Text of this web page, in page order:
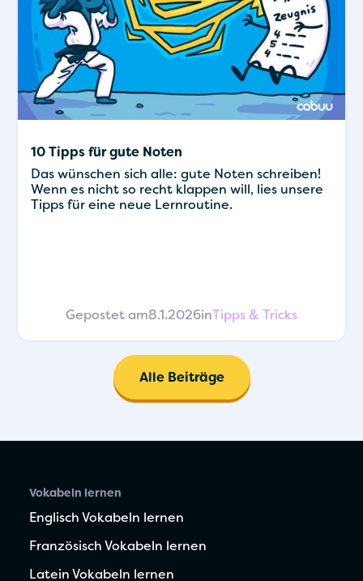
10 Tipps für gute Noten
Das wünschen sich alle: gute Noten schreiben!
Wenn es nicht so recht klappen will, lies unsere
Tipps für eine neue Lernroutine.
Gepostet am8.1.2026in Tipps & Tricks
Alle Beiträge
Vokabeln lernen
Englisch Vokabeln lernen
Französisch Vokabeln lernen
Latein Vokabeln lernen